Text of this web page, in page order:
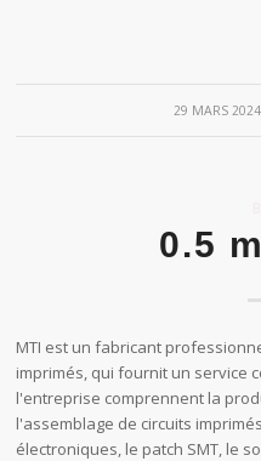
29 MARS 2024
/
0.5
MTI est un fabricant
imprimés, qui fournit un service
l'entreprise comprennent la
l'assemblage de circuits
électroniques, le patch SMT, le